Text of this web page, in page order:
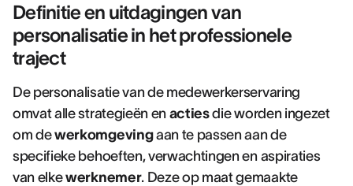
Definitie en uitdagingen van
personalisatie in het professionele
traject
De personalisatie van de medewerkerservaring
omvat alle strategieën en actiesdie worden ingezet
om dewerkomgevingaan te passen aan de
specifieke behoeften, verwachtingen en aspiraties
van elkewerknemer. Deze op maat gemaakte